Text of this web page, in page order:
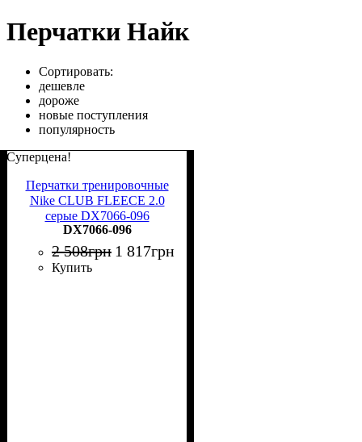
Перчатки Найк
Сортировать:
дешевле
дороже
новые поступления
популярность
Суперцена!
Перчатки тренировочные
Nike CLUB FLEECE 2.0
серые DX7066-096
DX7066-096
2 508грн 1 817грн
Купить